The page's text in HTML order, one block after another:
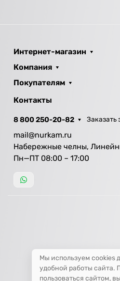
Интернет-магазин
Компания
Покупателям
Контакты
8 800 250-20-82 Заказать
mail@nurkam.ru
Набережные челны,
Пн—ПТ 08:00 – 17:00
Мы используем cookies
удобной работы сайта.
пользоваться сайтом,